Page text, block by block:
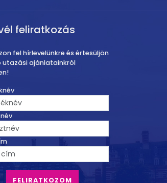
feliratkozás
fel hírlevelünkre és értesüljön
utazási ajánlatainkról